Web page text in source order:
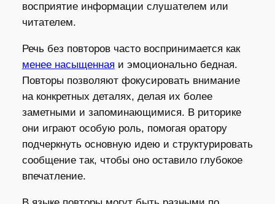
восприятие информации слушателем или
читателем.
Речь без повторов часто воспринимается как
менее насыщенная и эмоционально бедная.
Повторы позволяют фокусировать внимание
на конкретных деталях, делая их более
заметными и запоминающимися. В риторике
они играют особую роль, помогая оратору
подчеркнуть основную идею и структурировать
сообщение так, чтобы оно оставило глубокое
впечатление.